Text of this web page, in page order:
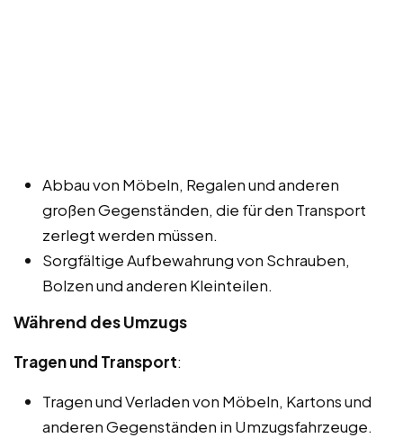
Abbau von Möbeln, Regalen und anderen
großen Gegenständen, die für den Transport
zerlegt werden müssen.
Sorgfältige Aufbewahrung von Schrauben,
Bolzen und anderen Kleinteilen.
Während des Umzugs
Tragen und Transport:
Tragen und Verladen von Möbeln, Kartons und
anderen Gegenständen in Umzugsfahrzeuge.